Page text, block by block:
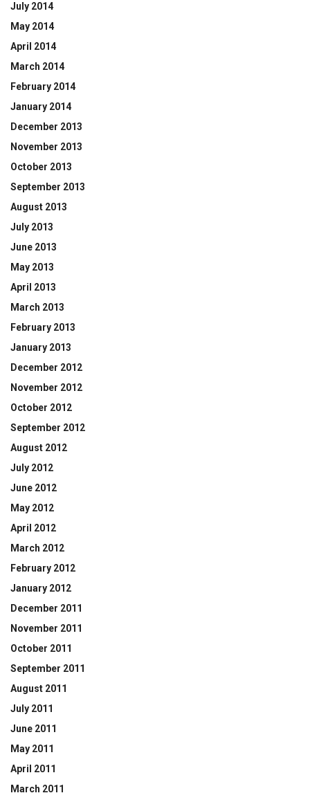
July 2014
May 2014
April 2014
March 2014
February 2014
January 2014
December 2013
November 2013
October 2013
September 2013
August 2013
July 2013
June 2013
May 2013
April 2013
March 2013
February 2013
January 2013
December 2012
November 2012
October 2012
September 2012
August 2012
July 2012
June 2012
May 2012
April 2012
March 2012
February 2012
January 2012
December 2011
November 2011
October 2011
September 2011
August 2011
July 2011
June 2011
May 2011
April 2011
March 2011